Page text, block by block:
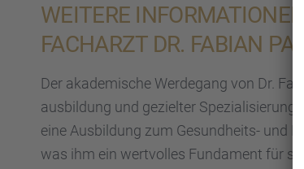
WEITERE
FACHARZT DR. FABIAN
Der akade­mi­sche Werde­gang von Dr.
aus­bil­dung und geziel­ter
eine Ausbil­dung zum Gesund­heits- und
was ihm ein wertvol­les Funda­ment für